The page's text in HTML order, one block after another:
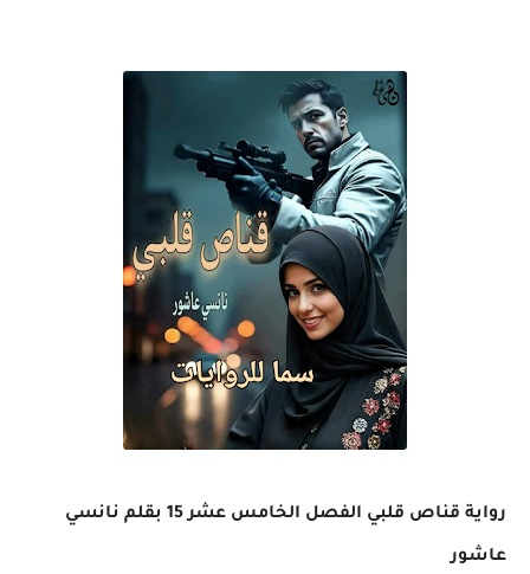
رواية قناص قلبي الفصل الخامس عشر 15 بقلم نانسي
عاشور